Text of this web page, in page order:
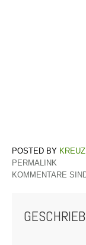
PERMALINK
KOMMENTARE